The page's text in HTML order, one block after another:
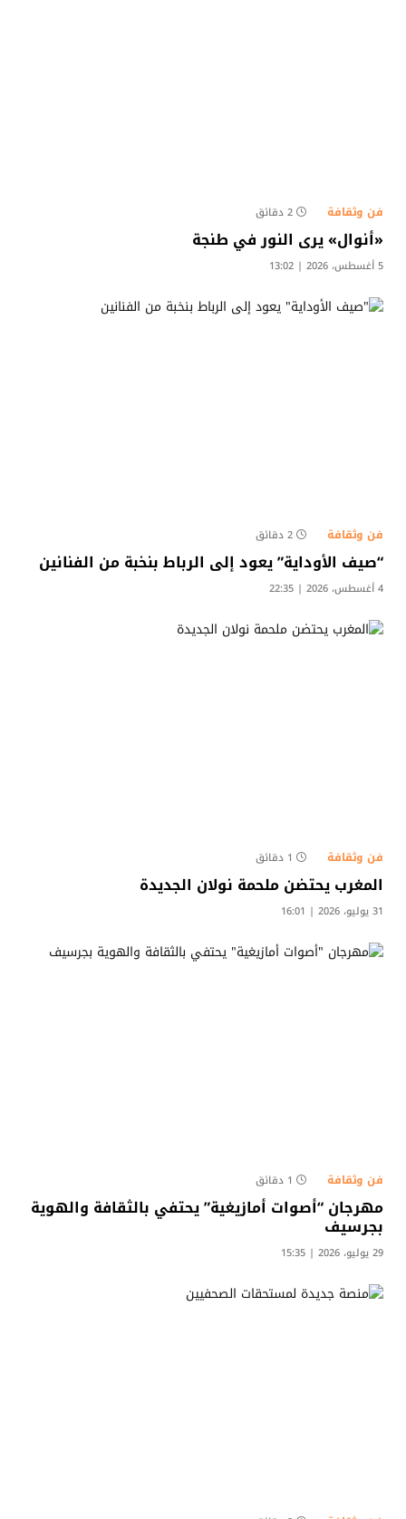
فن وثقافة 2 دقائق
«أنوال» يرى النور في طنجة
5 أغسطس، 2026 | 13:02
فن وثقافة 2 دقائق
“صيف الأوداية” يعود إلى الرباط بنخبة من الفنانين
4 أغسطس، 2026 | 22:35
فن وثقافة 1 دقائق
المغرب يحتضن ملحمة نولان الجديدة
31 يوليو، 2026 | 16:01
فن وثقافة 1 دقائق
مهرجان “أصوات أمازيغية” يحتفي بالثقافة والهوية
بجرسيف
29 يوليو، 2026 | 15:35